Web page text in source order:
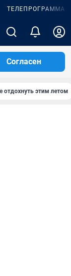
ТЕЛЕПРОГРАММА
Согласен
отдохнуть этим летом